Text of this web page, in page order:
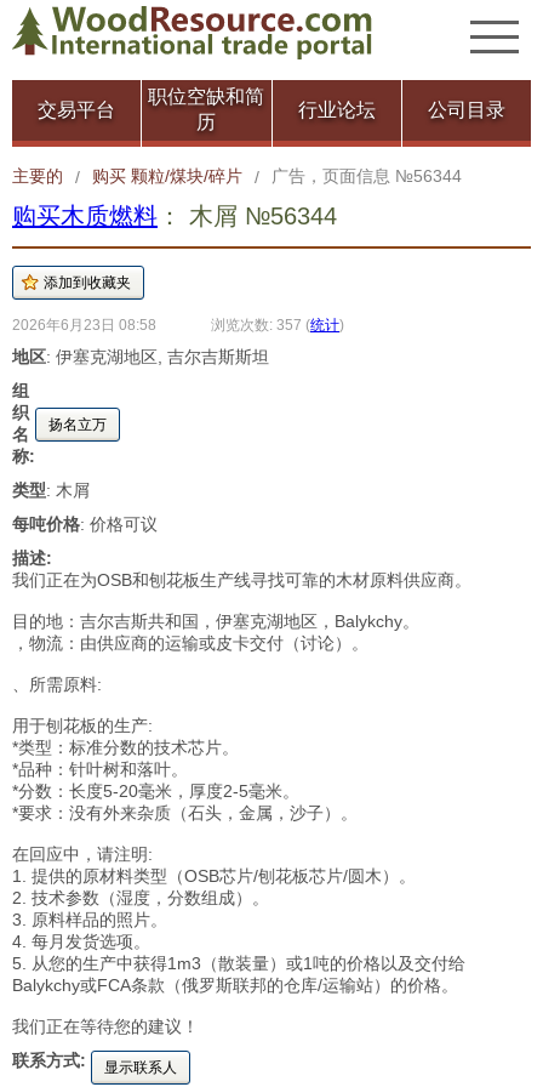
交易平台
职位空缺和简
历
行业论坛 公司目录
主要的 / 购买 颗粒/煤块/碎片 / 广告，页面信息 №56344
购买木质燃料 ： 木屑 №56344
2026年6月23日 08:58 浏览次数: 357 (统计)
地区: 伊塞克湖地区, 吉尔吉斯斯坦
组
织
名
称:
扬名立万
类型: 木屑
每吨价格: 价格可议
描述:
我们正在为OSB和刨花板生产线寻找可靠的木材原料供应商。
目的地：吉尔吉斯共和国，伊塞克湖地区，Balykchy。
，物流：由供应商的运输或皮卡交付（讨论）。
、所需原料:
用于刨花板的生产:
*类型：标准分数的技术芯片。
*品种：针叶树和落叶。
*分数：长度5-20毫米，厚度2-5毫米。
*要求：没有外来杂质（石头，金属，沙子）。
在回应中，请注明:
1. 提供的原材料类型（OSB芯片/刨花板芯片/圆木）。
2. 技术参数（湿度，分数组成）。
3. 原料样品的照片。
4. 每月发货选项。
5. 从您的生产中获得1m3（散装量）或1吨的价格以及交付给
Balykchy或FCA条款（俄罗斯联邦的仓库/运输站）的价格。
我们正在等待您的建议！
联系方式:
显示联系人